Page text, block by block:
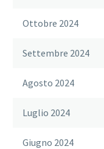
Ottobre 2024
Settembre 2024
Agosto 2024
Luglio 2024
Giugno 2024